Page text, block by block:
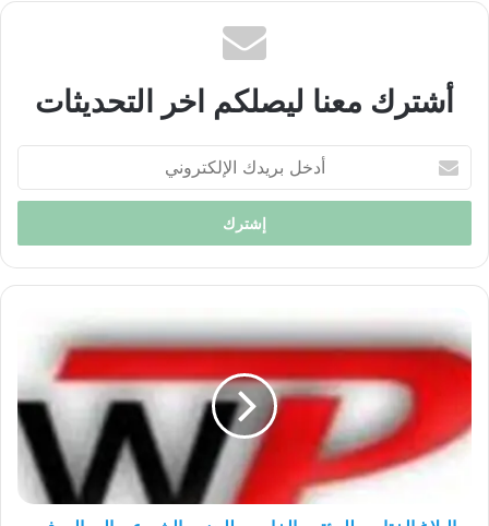
أشترك معنا ليصلكم اخر التحديثات
بريدك
الإلكتروني
الختامي
للمؤتمر
الشيوعي
العمالي